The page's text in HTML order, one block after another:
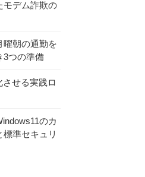
モデム詐欺の
曜朝の通勤を
3つの準備
せる実践ロ
のカ
標準セキュリ